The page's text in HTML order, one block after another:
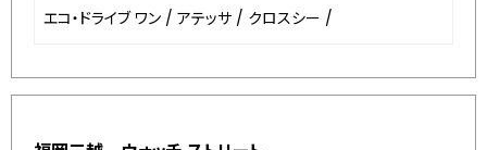
エコ・ドライブ ワン / アテッサ / クロスシー /